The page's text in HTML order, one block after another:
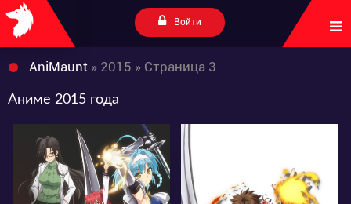
Войти
AniMaunt » 2015 » Страница 3
Аниме 2015 года